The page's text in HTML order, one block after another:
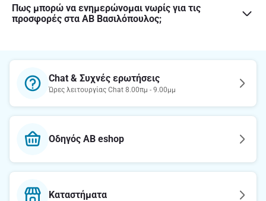
Πως μπορώ να ενημερώνομαι νωρίς για τις
προσφορές στα ΑΒ Βασιλόπουλος;
Chat & Συχνές ερωτήσεις
Ώρες λειτουργίας Chat 8.00πμ - 9.00μμ
Οδηγός AB eshop
Καταστήματα